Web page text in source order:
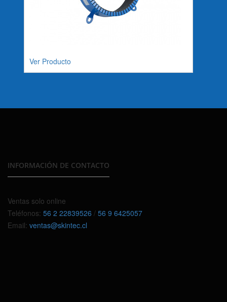
Ver Producto
INFORMACIÓN DE CONTACTO
Ventas solo online
Teléfonos: 56 2 22839526 / 56 9 6425057
Email: ventas@skintec.cl